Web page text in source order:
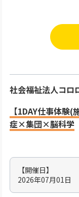
社会福祉法人コロ
【1DAY仕事体
症×集団×脳科学
【開催日】
2026年07月01日